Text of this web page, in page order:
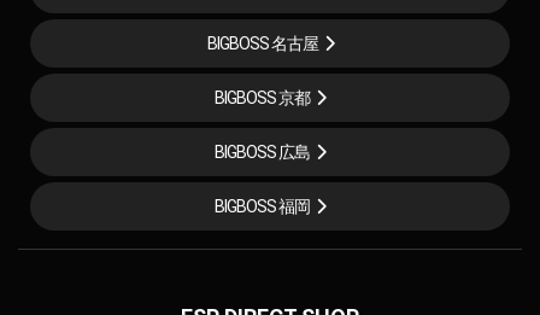
BIGBOSS 名古屋
BIGBOSS 京都
BIGBOSS 広島
BIGBOSS 福岡